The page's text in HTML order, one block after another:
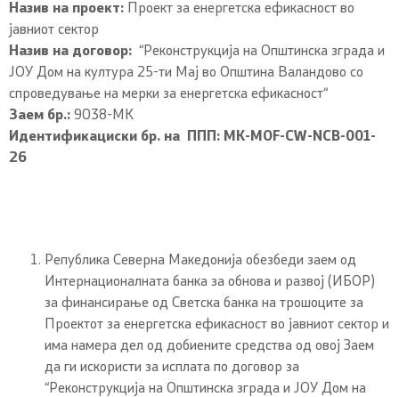
Назив на проект:
Проект за енергетска ефикасност во
јавниот сектор
Назив на договор: “Реконструкција на Општинска зграда и
ЈОУ Дом на култура 25-ти Мај во Општина Валандово со
спроведување на мерки за енергетска ефикасност“
Заем бр.: 9038-МК
Идентификациски бр. на ППП: MK-MOF-CW-NCB-001-
26
Република Северна Македонија обезбеди заем од
Интернационалната банка за обнова и развој (ИБОР)
за финансирање од Светска банка на трошоците за
Проектот за енергетска ефикасност во јавниот сектор и
има намера дел од добиените средства од овој Заем
да ги искористи за исплата по договор за
“Реконструкција на Општинска зграда и ЈОУ Дом на